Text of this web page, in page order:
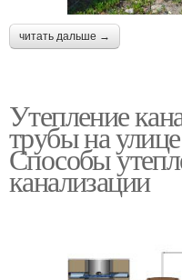
читать дальше →
Утепление
трубы на
Способы
канализации